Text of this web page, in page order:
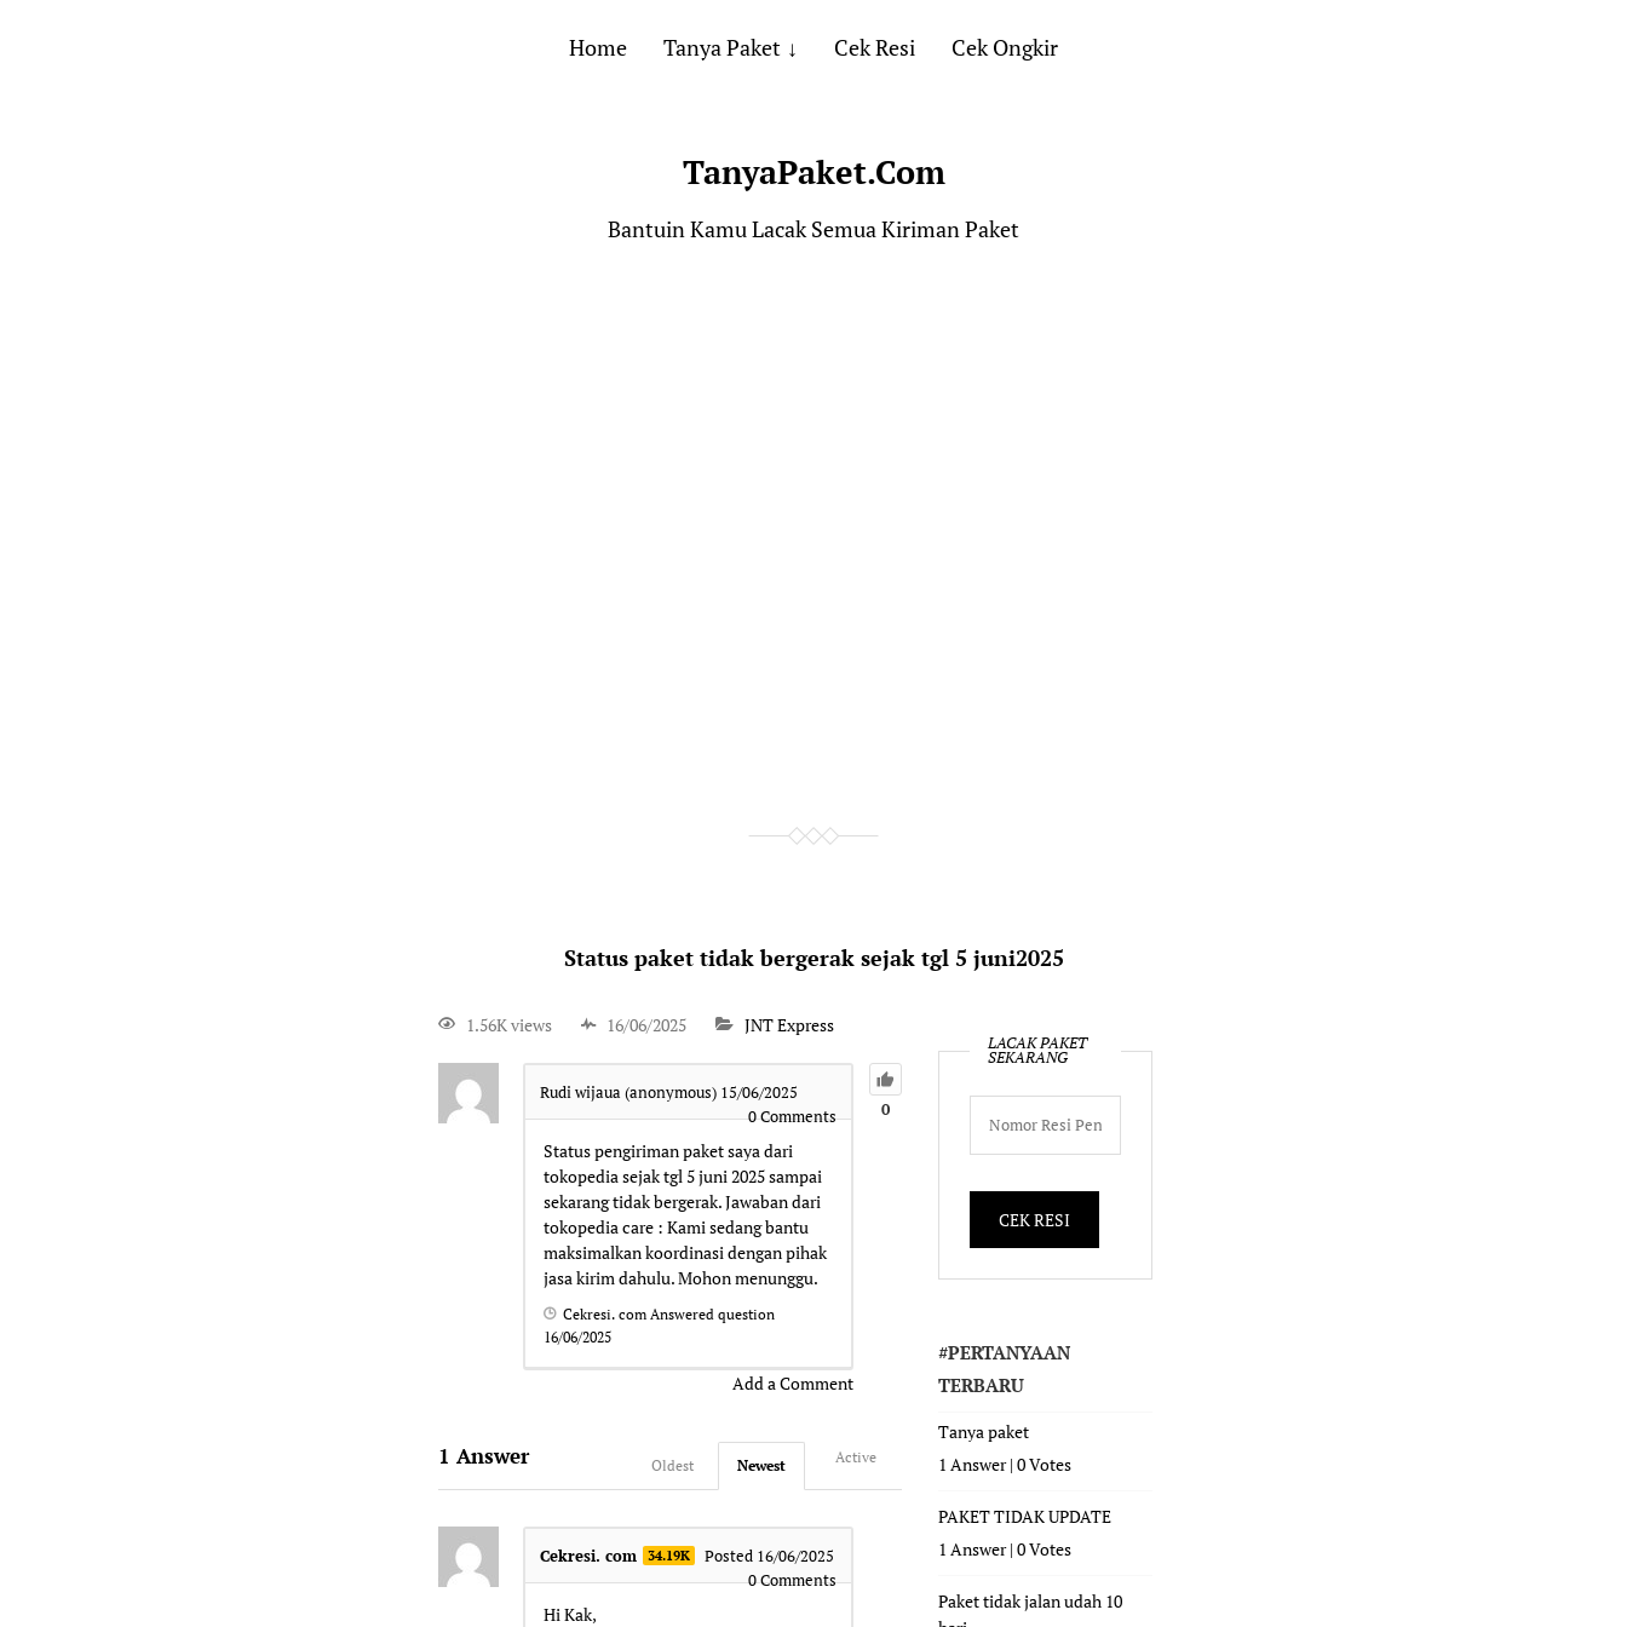
Home Tanya Paket Cek Resi Cek Ongkir
TanyaPaket.Com
Bantuin Kamu Lacak Semua Kiriman Paket
Status paket tidak bergerak sejak tgl 5 juni2025
1.56K views 16/06/2025 JNT Express
0
Rudi wijaua (anonymous) 15/06/2025
0Comments
Status pengiriman paket saya dari
tokopedia sejak tgl 5 juni 2025 sampai
sekarang tidak bergerak. Jawaban dari
tokopedia care : Kami sedang bantu
maksimalkan koordinasi dengan pihak
jasa kirim dahulu. Mohon menunggu.
Cekresi. com Answered question
16/06/2025
Add a Comment
1 Answer Active
Newest
Oldest
Cekresi. com 34.19K
Posted 16/06/2025
0Comments
Hi Kak,
LACAK PAKET
SEKARANG
#PERTANYAAN
TERBARU
Tanya paket
1 Answer|0 Votes
PAKET TIDAK UPDATE
1 Answer|0 Votes
Paket tidak jalan udah 10